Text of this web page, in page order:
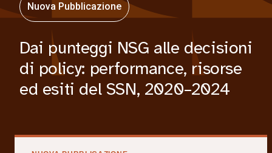
Nuova Pubblicazione
Dai punteggi NSG alle decisioni
di policy: performance, risorse
ed esiti del SSN, 2020–2024